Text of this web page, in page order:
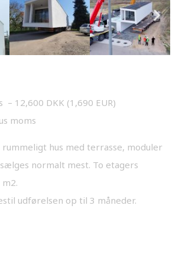
– 12,600 DKK (1,690 EUR)
moms
rummeligt hus med terrasse, moduler
normalt mest. To etagers
udførelsen op til 3 måneder.